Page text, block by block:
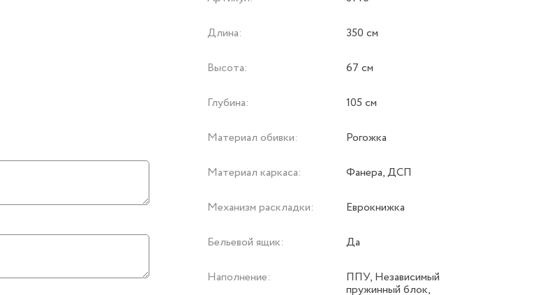
Длина: 350 см
Высота: 67 см
Глубина: 105 см
Материал обивки: Рогожка
Материал каркаса: Фанера, ДСП
Механизм раскладки: Еврокнижка
Бельевой ящик: Да
Наполнение: ППУ, Независимый
пружинный блок,